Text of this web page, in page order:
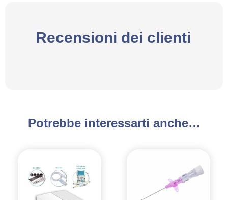
Recensioni dei clienti
Potrebbe interessarti anche…